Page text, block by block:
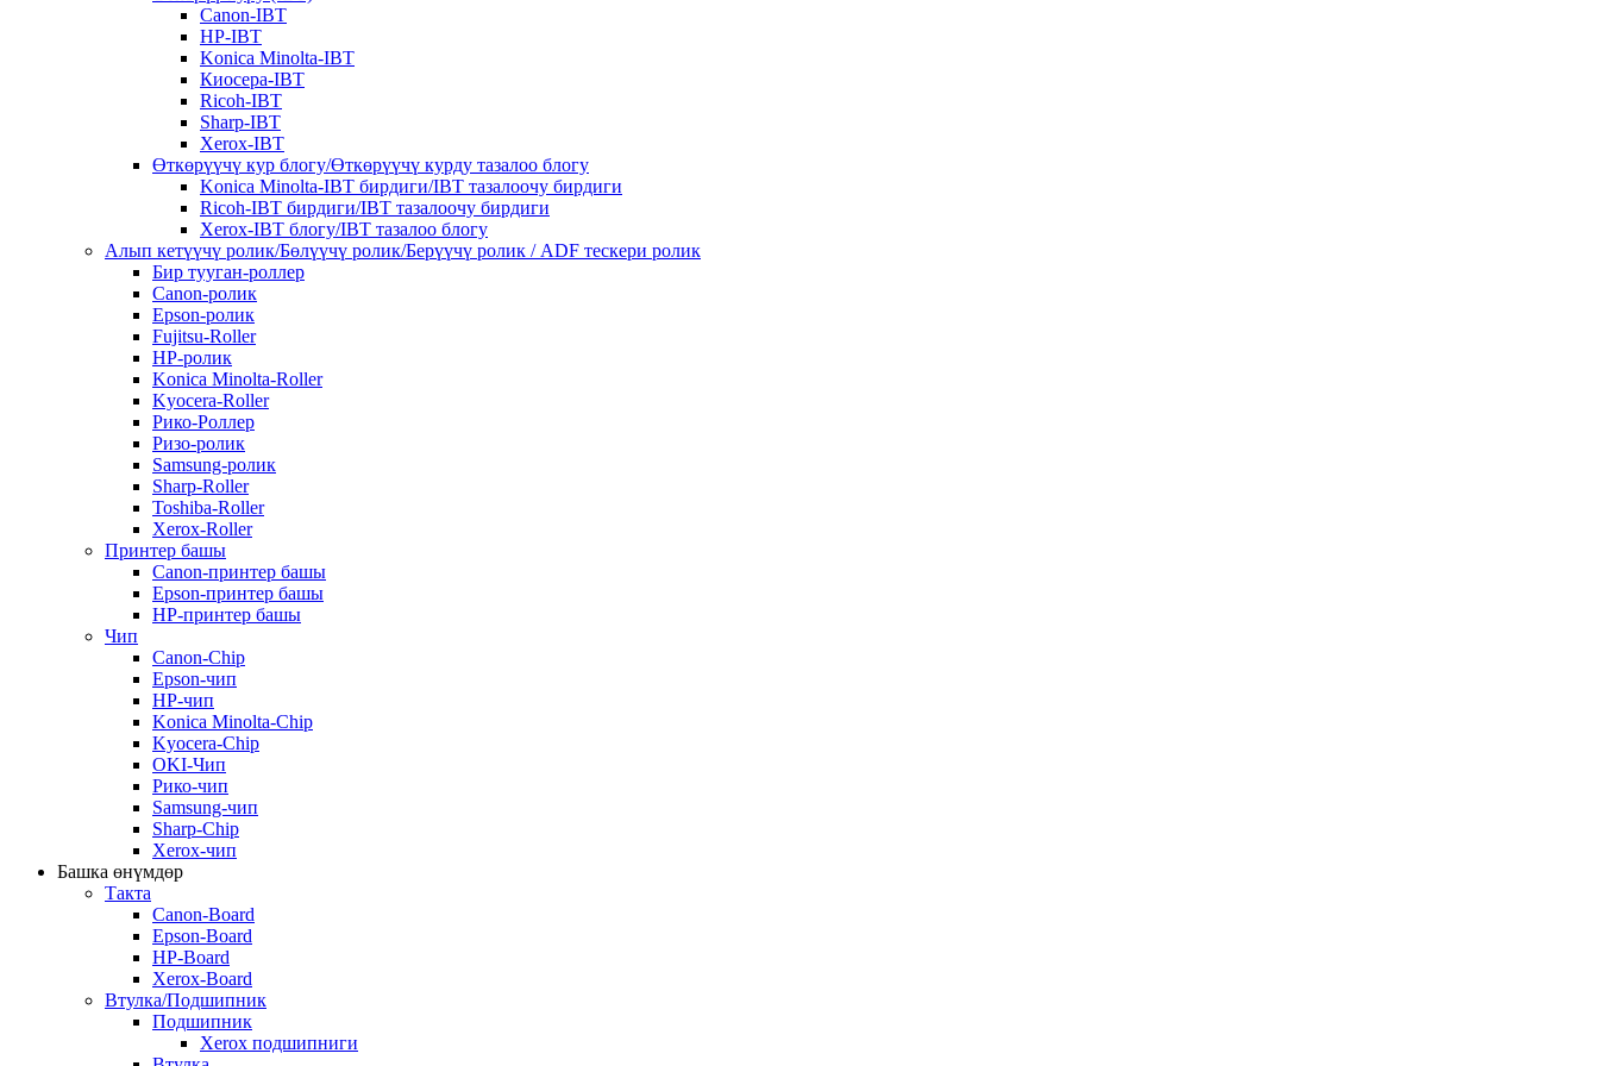
Canon-IBT
HP-IBT
Konica Minolta-IBT
Киосера-IBT
Ricoh-IBT
Sharp-IBT
Xerox-IBT
Өткөрүүчү кур блогу/Өткөрүүчү курду тазалоо блогу
Konica Minolta-IBT бирдиги/IBT тазалоочу бирдиги
Ricoh-IBT бирдиги/IBT тазалоочу бирдиги
Xerox-IBT блогу/IBT тазалоо блогу
Алып кетүүчү ролик/Бөлүүчү ролик/Берүүчү ролик / ADF тескери ролик
Бир тууган-роллер
Canon-ролик
Epson-ролик
Fujitsu-Roller
HP-ролик
Konica Minolta-Roller
Kyocera-Roller
Рико-Роллер
Ризо-ролик
Samsung-ролик
Sharp-Roller
Toshiba-Roller
Xerox-Roller
Принтер башы
Canon-принтер башы
Epson-принтер башы
HP-принтер башы
Чип
Canon-Chip
Epson-чип
HP-чип
Konica Minolta-Chip
Kyocera-Chip
OKI-Чип
Рико-чип
Samsung-чип
Sharp-Chip
Xerox-чип
Башка өнүмдөр
Такта
Canon-Board
Epson-Board
HP-Board
Xerox-Board
Втулка/Подшипник
Подшипник
Xerox подшипниги